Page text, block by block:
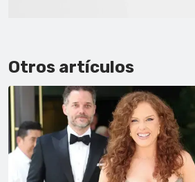
Otros artículos